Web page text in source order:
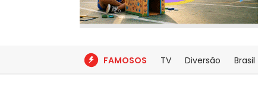
FAMOSOS TV Diversão Brasil